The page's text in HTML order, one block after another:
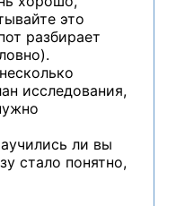
это
разбирает
исследования,
ли вы
стало понятно,